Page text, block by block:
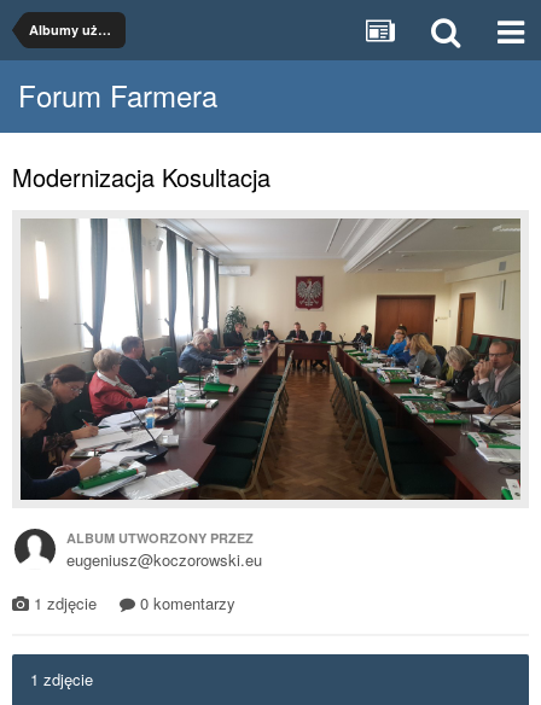
Albumy użytkowników
Forum Farmera
Modernizacja Kosultacja
ALBUM UTWORZONY PRZEZ
eugeniusz@koczorowski.eu
1 zdjęcie
0 komentarzy
1 zdjęcie